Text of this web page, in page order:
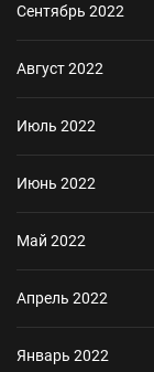
Сентябрь 2022
Август 2022
Июль 2022
Июнь 2022
Май 2022
Апрель 2022
Январь 2022